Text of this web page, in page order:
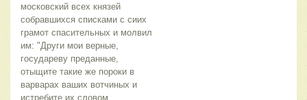
московский всех князей
собравшихся списками с сиих
грамот спасительных и молвил
им: "Други мои верные,
государеву преданные,
отыщите такие же пороки в
варварах ваших вотчиных и
истребите их словом